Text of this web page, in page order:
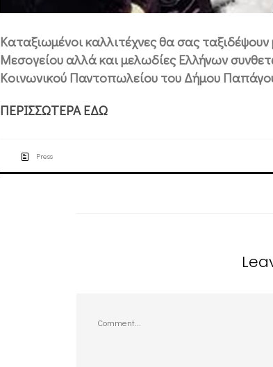
Καταξιωμένοι καλλιτέχνες θα σας
Μεσογείου αλλά και μελωδίες Ελλήνων
Κοινωνικού Παντοπωλείου του Δήμου
ΠΕΡΙΣΣΩΤΕΡΑ ΕΔΩ
Press